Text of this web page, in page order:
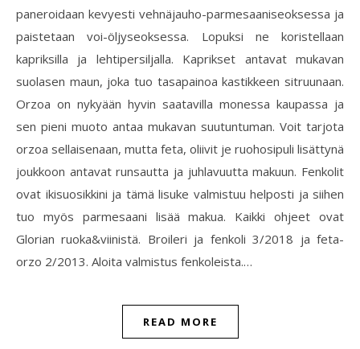
paneroidaan kevyesti vehnäjauho-parmesaaniseoksessa ja
paistetaan voi-öljyseoksessa. Lopuksi ne koristellaan
kapriksilla ja lehtipersiljalla. Kaprikset antavat mukavan
suolasen maun, joka tuo tasapainoa kastikkeen sitruunaan.
Orzoa on nykyään hyvin saatavilla monessa kaupassa ja
sen pieni muoto antaa mukavan suutuntuman. Voit tarjota
orzoa sellaisenaan, mutta feta, oliivit je ruohosipuli lisättynä
joukkoon antavat runsautta ja juhlavuutta makuun. Fenkolit
ovat ikisuosikkini ja tämä lisuke valmistuu helposti ja siihen
tuo myös parmesaani lisää makua. Kaikki ohjeet ovat
Glorian ruoka&viinistä. Broileri ja fenkoli 3/2018 ja feta-
orzo 2/2013. Aloita valmistus fenkoleista.…
READ MORE